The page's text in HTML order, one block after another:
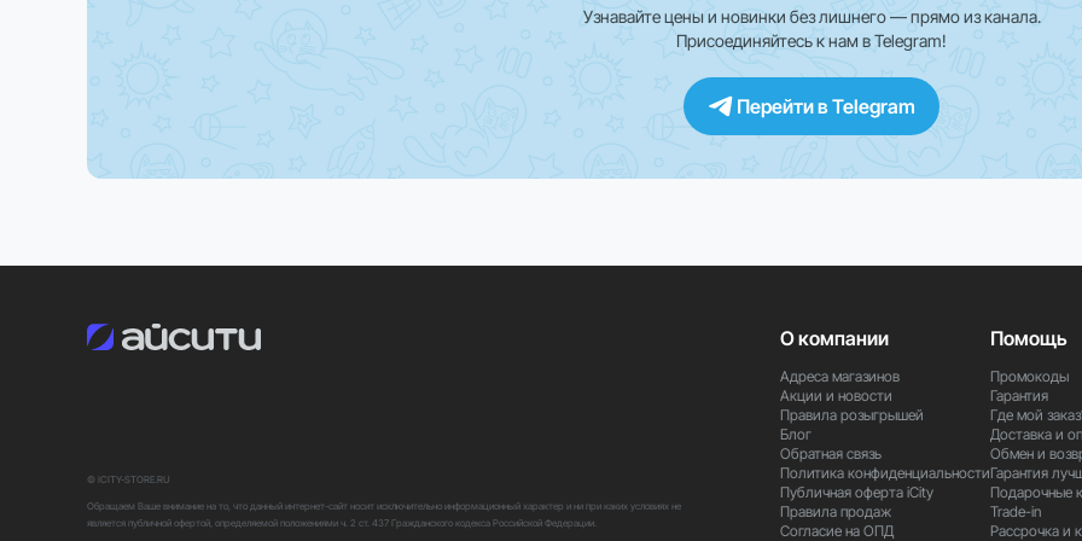
Узнавайте цены и новинки без лишнего — прямо из канала.
Присоединяйтесь к нам в Telegram!
Перейти в Telegram
© ICITY-STORE.RU
Обращаем Ваше внимание на то, что данный интернет-сайт носит исключительно информационный характер и ни при каких условиях не
является публичной офертой, определяемой положениями ч. 2 ст. 437 Гражданского кодекса Российской Федерации.
О компании
Адреса магазинов
Акции и новости
Правила розыгрышей
Блог
Обратная связь
Политика конфиденциальности
Публичная оферта iCity
Правила продаж
Согласие на ОПД
Помощь
Промокоды
Гарантия
Где мой
Доставка и
Обмен и
Гарантия
Подарочные
Trade-in
Рассрочка и